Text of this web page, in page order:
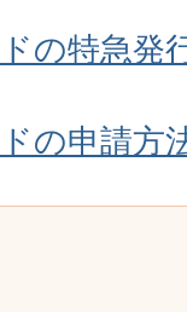
の特急発
の申請方